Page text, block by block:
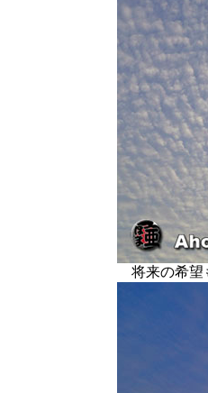
将来の希望